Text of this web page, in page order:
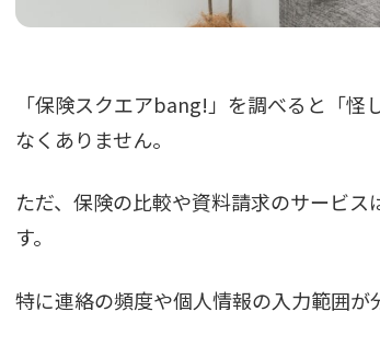
「保険スクエアbang!」を調べると「
なくありません。
ただ、保険の比較や資料請求のサービ
す。
特に連絡の頻度や個人情報の入力範囲が